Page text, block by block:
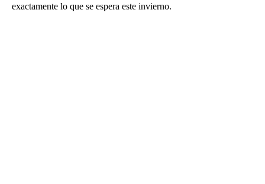
exactamente lo que se espera este invierno.